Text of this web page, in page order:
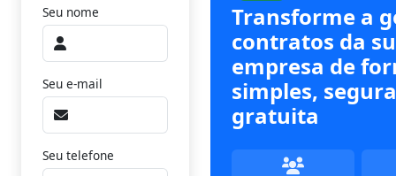
Seu nome
Seu e-mail
Seu telefone
Transforme a
contratos da
empresa de
simples,
gratuita